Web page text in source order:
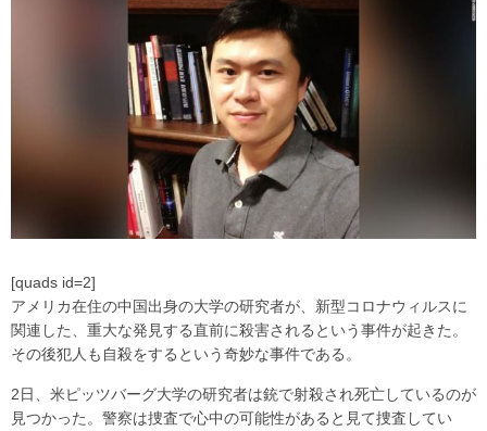
[quads id=2]
アメリカ在住の中国出身の大学の研究者が、新型コロナウィルスに
関連した、重大な発見する直前に殺害されるという事件が起きた。
その後犯人も自殺をするという奇妙な事件である。
2日、米ピッツバーグ大学の研究者は銃で射殺され死亡しているのが
見つかった。警察は捜査で心中の可能性があると見て捜査してい